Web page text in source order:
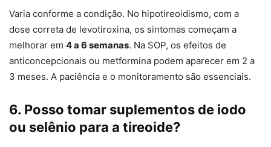
Varia conforme a condição. No hipotireoidismo, com a
dose correta de levotiroxina, os sintomas começam a
melhorar em 4 a 6 semanas. Na SOP, os efeitos de
anticoncepcionais ou metformina podem aparecer em 2 a
3 meses. A paciência e o monitoramento são essenciais.
6. Posso tomar suplementos de iodo
ou selênio para a tireoide?